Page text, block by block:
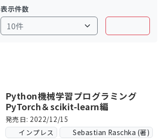
表示件数
Python機械学習プログラミング
PyTorch＆scikit-learn編
発売日: 2022/12/15
インプレス
Sebastian Raschka (著)